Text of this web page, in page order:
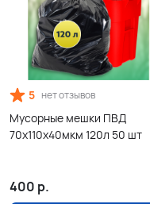
5 нет отзывов
Мусорные мешки ПВД
70х110х40мкм 120л 50 шт
400 р.